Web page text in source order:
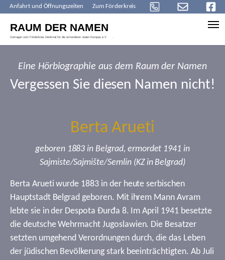
Anfahrt und Öffnungszeiten Zum Förderkreis
Eine Hörbiographie aus dem Raum der Namen
Vergessen Sie diesen Namen nicht!
Berta Arueti
geboren 1883 in Belgrad, ermordet 1941 in
Sajmiste/Sajmište/Semlin (KZ in Belgrad)
Berta Arueti wurde 1883 in der heute serbischen
Hauptstadt Belgrad geboren. Mit ihrem Mann Avram
lebte sie in der Despota Đurđa 8. Im April 1941 besetzte
die deutsche Wehrmacht Jugoslawien. Die Besatzer
setzten umgehend Verordnungen durch, die das Leben
der jüdischen Bevölkerung stark beeinträchtigten. Ab Juli